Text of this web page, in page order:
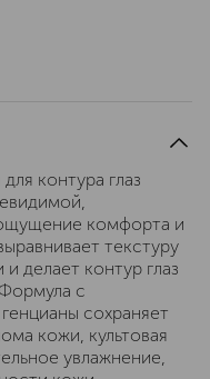
контура глаз
комфорта и
текстуру
делает контур глаз
с
сохраняет
кожи, культовая
увлажнение,